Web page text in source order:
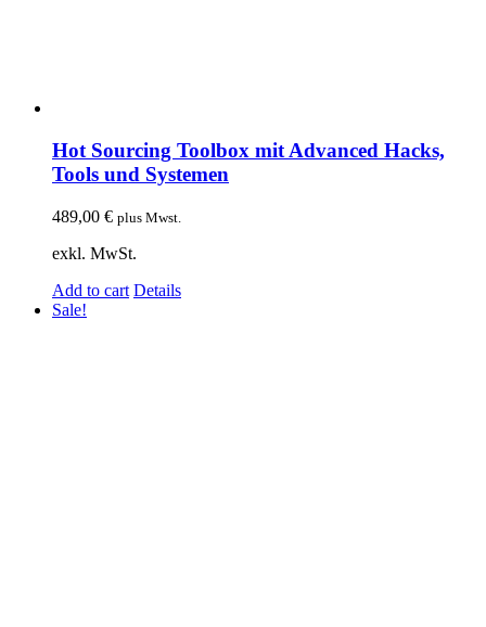
Hot Sourcing Toolbox mit Advanced Hacks,
Tools und Systemen
489,00 € plus Mwst.
exkl. MwSt.
Add to cart Details
Sale!